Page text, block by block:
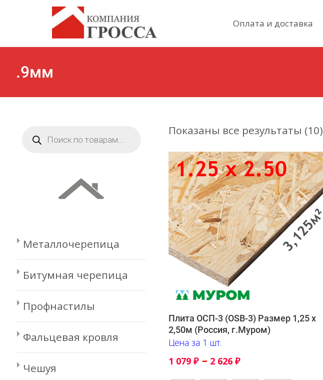
content
Оплата и доставка
.9мм
Показаны все результаты (10)
Плита ОСП-3 (OSB-3) Размер 1,25 х
2,50м (Россия, г.Муром)
Цена за 1 шт.
1 079 ₽ – 2 626 ₽
товаров
Металлочерепица
Битумная черепица
Профнастилы
Фальцевая кровля
Чешуя